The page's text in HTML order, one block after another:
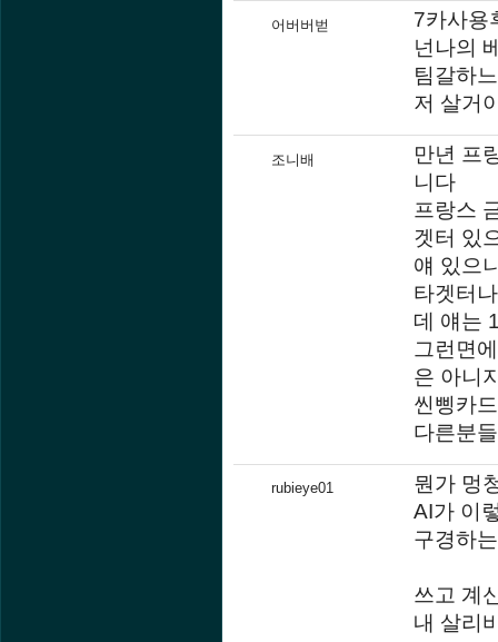
어버버벋
7카사용
넌나의
팀갈하
저 살거
조니배
만년 프
니다
프랑스
겟터 있
얘 있으
타겟터
데 얘는
그런면
은 아니
씬삥카
다른분
rubieye01
뭔가 멍
AI가 이
구경하
쓰고 계
내 살리